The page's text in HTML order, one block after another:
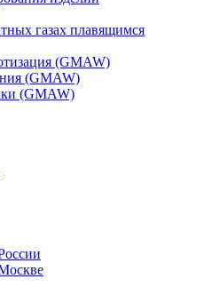
газах плавящимся
(GMAW)
(GMAW)
(GMAW)